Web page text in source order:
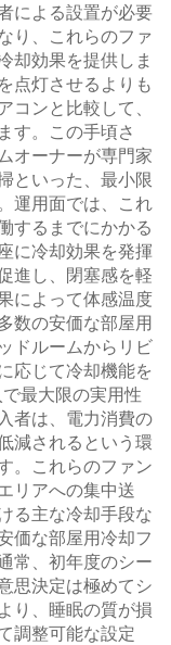
による設置が必要
り、これらのファ
却効果を提供しま
点灯させるよりも
コンと比較して、
す。この手頃さ
オーナーが専門家
といった、最小限
運用面では、これ
するまでにかかる
に冷却効果を発揮
進し、閉塞感を軽
によって体感温度
数の安価な部屋用
ドルームからリビ
応じて冷却機能を
最大限の実用性
者は、電力消費の
減されるという環
。これらのファン
リアへの集中送
る主な冷却手段な
価な部屋用冷却フ
常、初年度のシー
思決定は極めてシ
り、睡眠の質が損
調整可能な設定